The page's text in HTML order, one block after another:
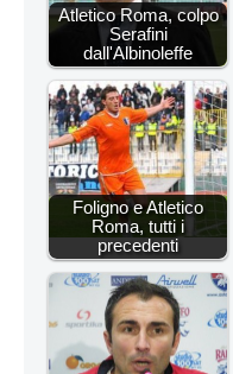
Atletico Roma, colpo
Serafini
dall'Albinoleffe
Foligno e Atletico
Roma, tutti i
precedenti